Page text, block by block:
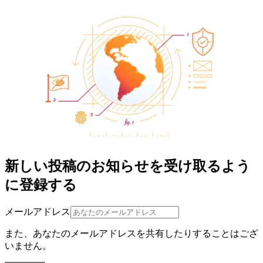
新しい投稿のお知らせを受け取るよう
に登録する
メールアドレス
また、あなたのメールアドレスを共有したりすることはござ
いません。